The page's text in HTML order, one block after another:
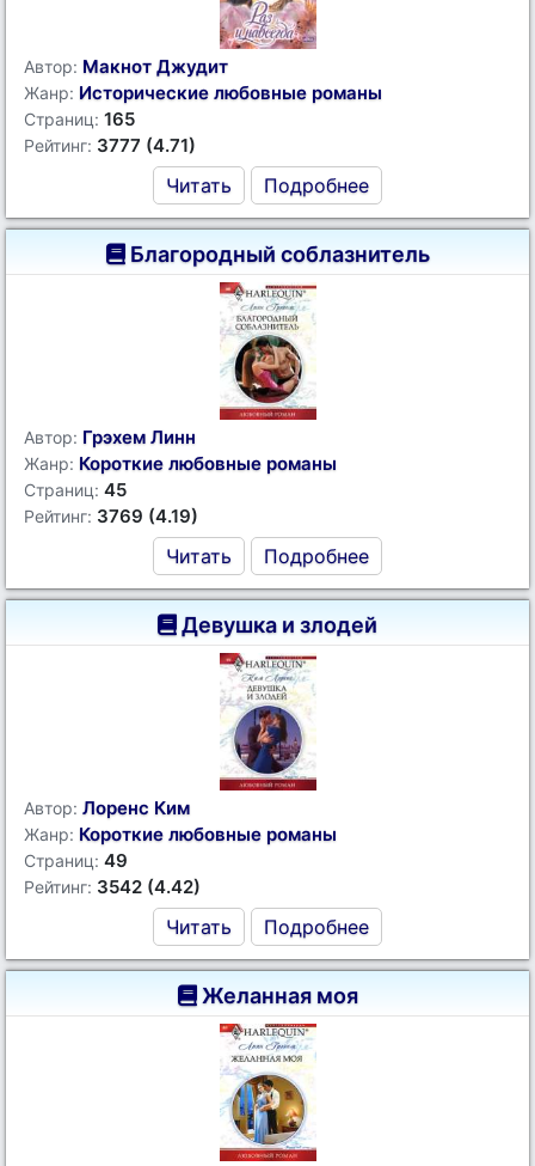
Автор: Макнот Джудит
Жанр: Исторические любовные романы
Страниц: 165
Рейтинг: 3777 (4.71)
Читать Подробнее
Благородный соблазнитель
Автор: Грэхем Линн
Жанр: Короткие любовные романы
Страниц: 45
Рейтинг: 3769 (4.19)
Читать Подробнее
Девушка и злодей
Автор: Лоренс Ким
Жанр: Короткие любовные романы
Страниц: 49
Рейтинг: 3542 (4.42)
Читать Подробнее
Желанная моя